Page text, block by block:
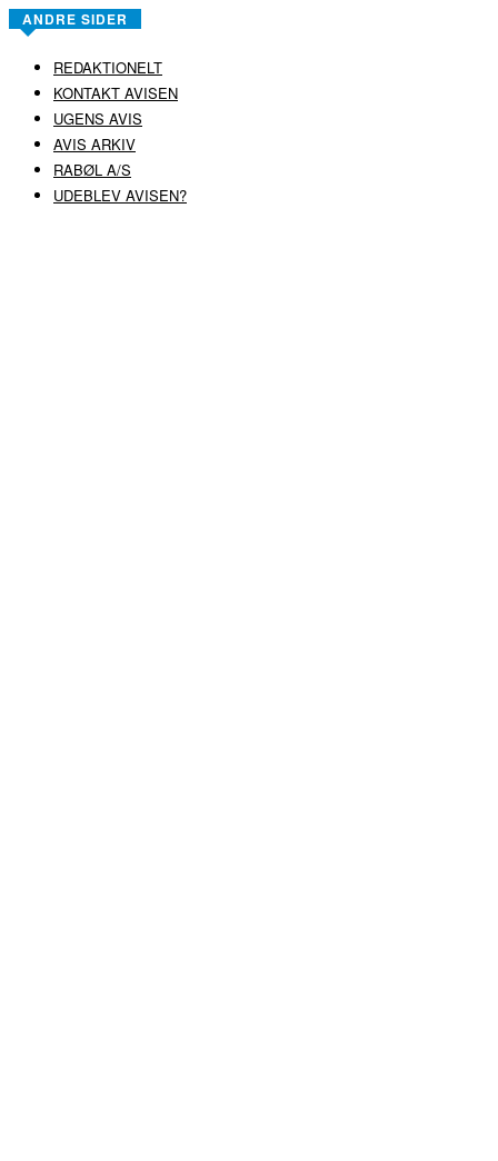
ANDRE SIDER
REDAKTIONELT
KONTAKT AVISEN
UGENS AVIS
AVIS ARKIV
RABØL A/S
UDEBLEV AVISEN?